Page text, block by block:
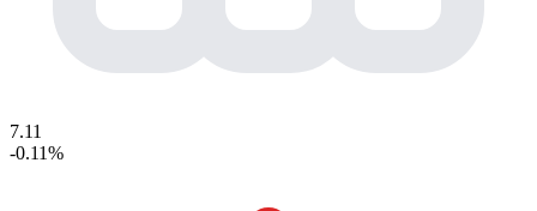
7.11
-0.11%